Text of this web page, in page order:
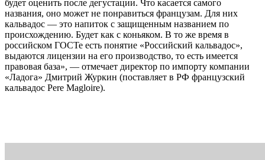
будет оценить после дегустации. Что касается самого
названия, оно может не понравиться французам. Для них
кальвадос — это напиток с защищенным названием по
происхождению. Будет как с коньяком. В то же время в
российском ГОСТе есть понятие «Российский кальвадос»,
выдаются лицензии на его производство, то есть имеется
правовая база», — отмечает директор по импорту компании
«Ладога» Дмитрий Журкин (поставляет в РФ французский
кальвадос Pere Magloire).